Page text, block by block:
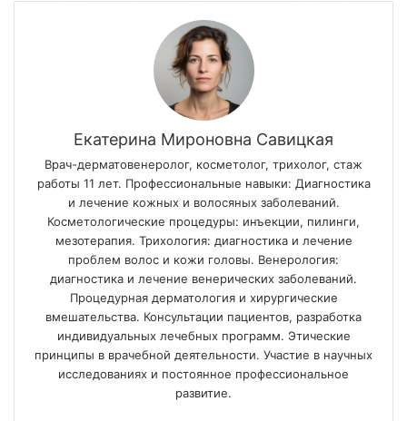
Екатерина Мироновна Савицкая
Врач-дерматовенеролог, косметолог, трихолог, стаж
работы 11 лет. Профессиональные навыки: Диагностика
и лечение кожных и волосяных заболеваний.
Косметологические процедуры: инъекции, пилинги,
мезотерапия. Трихология: диагностика и лечение
проблем волос и кожи головы. Венерология:
диагностика и лечение венерических заболеваний.
Процедурная дерматология и хирургические
вмешательства. Консультации пациентов, разработка
индивидуальных лечебных программ. Этические
принципы в врачебной деятельности. Участие в научных
исследованиях и постоянное профессиональное
развитие.